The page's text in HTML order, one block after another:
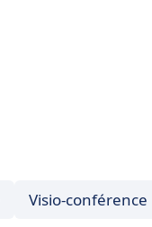
Visio-conférence